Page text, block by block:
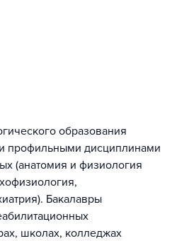
образования
профильными дисциплинами
(анатомия и физиология
Бакалавры
школах, колледжах